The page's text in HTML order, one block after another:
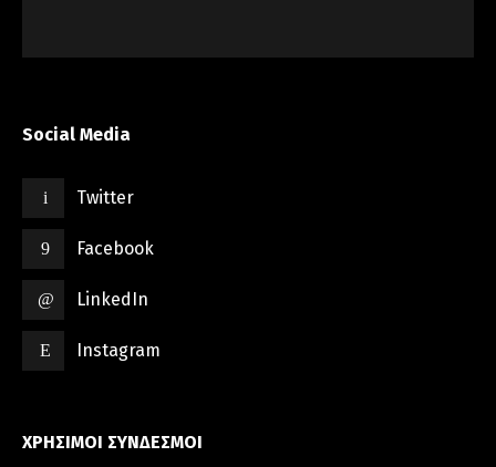
Social Media
Twitter
Facebook
LinkedIn
Instagram
ΧΡΗΣΙΜΟΙ ΣΥΝΔΕΣΜΟΙ